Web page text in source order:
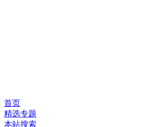
首页
精选专题
本站搜索